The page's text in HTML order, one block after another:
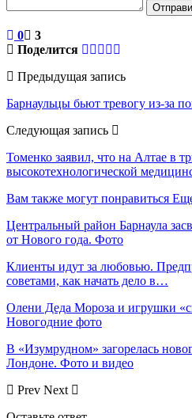
0
3
Поделится
Предыдущая запись
Барнаульцы бьют тревогу из-за
Следующая запись
Томенко заявил, что на Алтае в
высокотехнологической
Вам также могут понравиться
Центральный район Барнаула
от Нового года. Фото
Клиенты идут за любовью.
советами, как начать дело в…
Олени Деда Мороза и игрушки
Новогодние фото
В «Изумрудном» загорелась
Лондоне. Фото и видео
Prev Next